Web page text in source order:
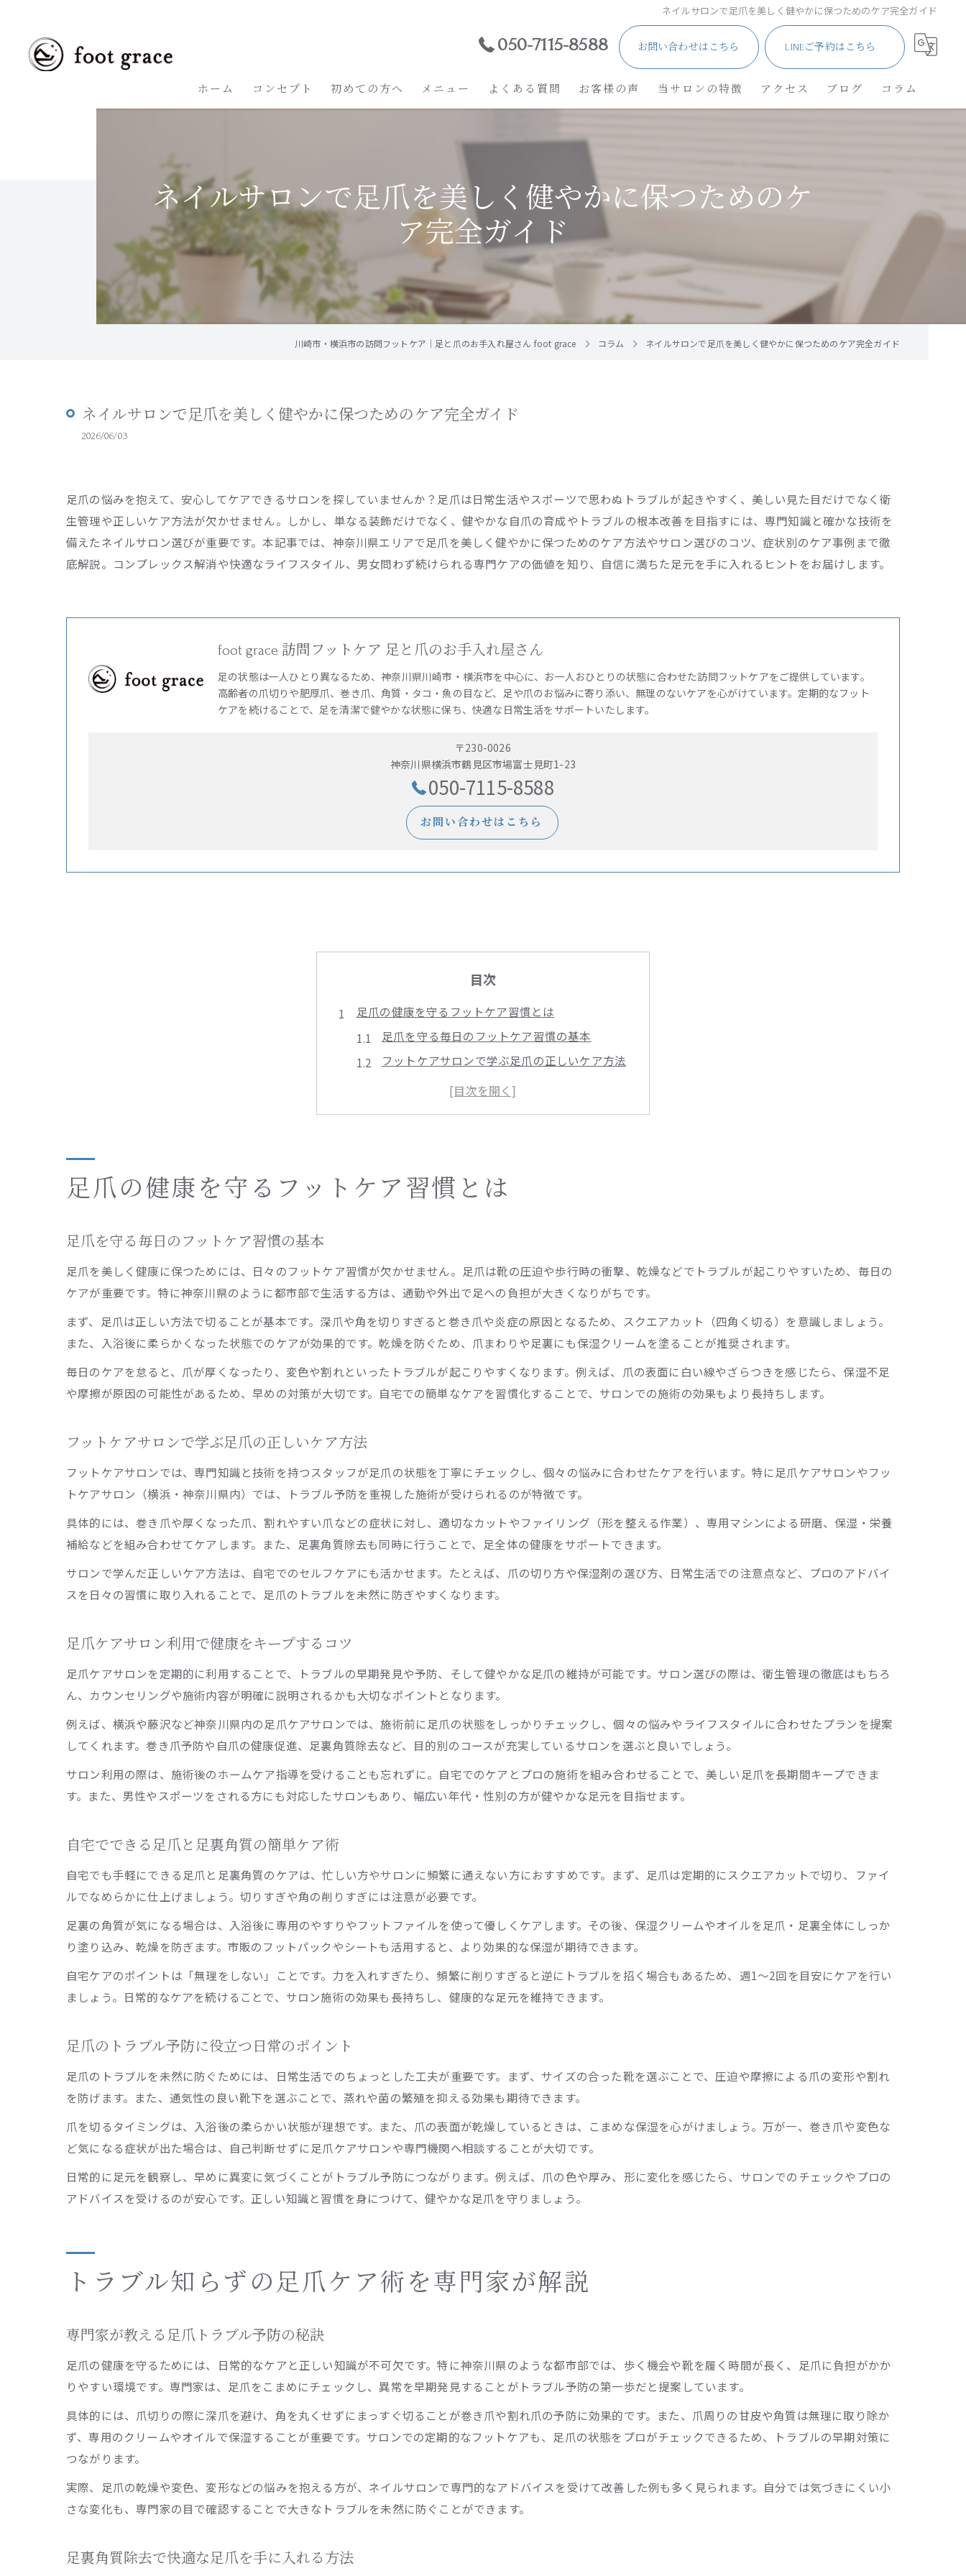
ネイルサロンで足爪を美しく健やかに保つためのケア完全ガイド
050-7115-8588 お問い合わせはこちら LINEご予約はこちら
ホーム コンセプト 初めての方へ メニュー よくある質問 お客様の声 当サロンの特徴
ネイル
リフレクソロジー
アクセス ブログ コラム
ネイルサロンで足爪を美しく健やかに保つためのケ
ア完全ガイド
川崎市・横浜市の訪問フットケア｜足と爪のお手入れ屋さん foot grace コラム ネイルサロンで足爪を美しく健やかに保つためのケア完全ガイド
ネイルサロンで足爪を美しく健やかに保つためのケア完全ガイド
2026/06/03
足爪の悩みを抱えて、安心してケアできるサロンを探していませんか？足爪は日常生活やスポーツで思わぬトラブルが起きやすく、美しい見た目だけでなく衛
生管理や正しいケア方法が欠かせません。しかし、単なる装飾だけでなく、健やかな自爪の育成やトラブルの根本改善を目指すには、専門知識と確かな技術を
備えたネイルサロン選びが重要です。本記事では、神奈川県エリアで足爪を美しく健やかに保つためのケア方法やサロン選びのコツ、症状別のケア事例まで徹
底解説。コンプレックス解消や快適なライフスタイル、男女問わず続けられる専門ケアの価値を知り、自信に満ちた足元を手に入れるヒントをお届けします。
foot grace 訪問フットケア 足と爪のお手入れ屋さん
足の状態は一人ひとり異なるため、神奈川県川崎市・横浜市を中心に、お一人おひとりの状態に合わせた訪問フットケアをご提供しています。
高齢者の爪切りや肥厚爪、巻き爪、角質・タコ・魚の目など、足や爪のお悩みに寄り添い、無理のないケアを心がけています。定期的なフット
ケアを続けることで、足を清潔で健やかな状態に保ち、快適な日常生活をサポートいたします。
〒230-0026
神奈川県横浜市鶴見区市場富士見町1-23
050-7115-8588
お問い合わせはこちら
目次
足爪の健康を守るフットケア習慣とは
足爪を守る毎日のフットケア習慣の基本
フットケアサロンで学ぶ足爪の正しいケア方法
足爪ケアサロン利用で健康をキープするコツ
専門家が教える足爪トラブル予防の秘訣
足爪トラブル対策はプロの知識が大切
信頼できる足爪ケアサロン選びのポイント
足爪専門サロンを選ぶ際のチェックリスト
フットケアサロンの衛生管理と技術力を確認
足爪の悩みを相談できるサロンの特徴とは
足爪から始める美しい足元のメンテナンス
足爪のケアが足元美人の第一歩になる理由
足裏角質除去と足爪ケアの相乗効果に注目
サロンで叶える美しい足爪と健康な素足
足爪ケアで自信が持てる足元を維持する方法
足爪から始めるプロ級フットケアのすすめ
巻き爪・角質など足爪悩みの解決方法
足裏角質除去サロンの活用で悩みを軽減
足爪の悩みはフットケアサロンで早めに相談
自爪ケアサロン横浜流の足爪トラブル解消術
自爪を美しく育てる足爪サロン活用術
自爪を健康に導く足爪サロンの正しい利用法
足爪サロンで叶える美しい自爪育成プラン
足爪サロン選びで差がつく自爪の美しさ
足爪の健康を守るフットケア習慣とは
足爪を守る毎日のフットケア習慣の基本
足爪を美しく健康に保つためには、日々のフットケア習慣が欠かせません。足爪は靴の圧迫や歩行時の衝撃、乾燥などでトラブルが起こりやすいため、毎日の
ケアが重要です。特に神奈川県のように都市部で生活する方は、通勤や外出で足への負担が大きくなりがちです。
まず、足爪は正しい方法で切ることが基本です。深爪や角を切りすぎると巻き爪や炎症の原因となるため、スクエアカット（四角く切る）を意識しましょう。
また、入浴後に柔らかくなった状態でのケアが効果的です。乾燥を防ぐため、爪まわりや足裏にも保湿クリームを塗ることが推奨されます。
毎日のケアを怠ると、爪が厚くなったり、変色や割れといったトラブルが起こりやすくなります。例えば、爪の表面に白い線やざらつきを感じたら、保湿不足
や摩擦が原因の可能性があるため、早めの対策が大切です。自宅での簡単なケアを習慣化することで、サロンでの施術の効果もより長持ちします。
フットケアサロンで学ぶ足爪の正しいケア方法
フットケアサロンでは、専門知識と技術を持つスタッフが足爪の状態を丁寧にチェックし、個々の悩みに合わせたケアを行います。特に足爪ケアサロンやフッ
トケアサロン（横浜・神奈川県内）では、トラブル予防を重視した施術が受けられるのが特徴です。
具体的には、巻き爪や厚くなった爪、割れやすい爪などの症状に対し、適切なカットやファイリング（形を整える作業）、専用マシンによる研磨、保湿・栄養
補給などを組み合わせてケアします。また、足裏角質除去も同時に行うことで、足全体の健康をサポートできます。
サロンで学んだ正しいケア方法は、自宅でのセルフケアにも活かせます。たとえば、爪の切り方や保湿剤の選び方、日常生活での注意点など、プロのアドバイ
スを日々の習慣に取り入れることで、足爪のトラブルを未然に防ぎやすくなります。
足爪ケアサロン利用で健康をキープするコツ
足爪ケアサロンを定期的に利用することで、トラブルの早期発見や予防、そして健やかな足爪の維持が可能です。サロン選びの際は、衛生管理の徹底はもちろ
ん、カウンセリングや施術内容が明確に説明されるかも大切なポイントとなります。
例えば、横浜や藤沢など神奈川県内の足爪ケアサロンでは、施術前に足爪の状態をしっかりチェックし、個々の悩みやライフスタイルに合わせたプランを提案
してくれます。巻き爪予防や自爪の健康促進、足裏角質除去など、目的別のコースが充実しているサロンを選ぶと良いでしょう。
サロン利用の際は、施術後のホームケア指導を受けることも忘れずに。自宅でのケアとプロの施術を組み合わせることで、美しい足爪を長期間キープできま
す。また、男性やスポーツをされる方にも対応したサロンもあり、幅広い年代・性別の方が健やかな足元を目指せます。
自宅でできる足爪と足裏角質の簡単ケア術
自宅でも手軽にできる足爪と足裏角質のケアは、忙しい方やサロンに頻繁に通えない方におすすめです。まず、足爪は定期的にスクエアカットで切り、ファイ
ルでなめらかに仕上げましょう。切りすぎや角の削りすぎには注意が必要です。
足裏の角質が気になる場合は、入浴後に専用のやすりやフットファイルを使って優しくケアします。その後、保湿クリームやオイルを足爪・足裏全体にしっか
り塗り込み、乾燥を防ぎます。市販のフットパックやシートも活用すると、より効果的な保湿が期待できます。
自宅ケアのポイントは「無理をしない」ことです。力を入れすぎたり、頻繁に削りすぎると逆にトラブルを招く場合もあるため、週1〜2回を目安にケアを行い
ましょう。日常的なケアを続けることで、サロン施術の効果も長持ちし、健康的な足元を維持できます。
足爪のトラブル予防に役立つ日常のポイント
足爪のトラブルを未然に防ぐためには、日常生活でのちょっとした工夫が重要です。まず、サイズの合った靴を選ぶことで、圧迫や摩擦による爪の変形や割れ
を防げます。また、通気性の良い靴下を選ぶことで、蒸れや菌の繁殖を抑える効果も期待できます。
爪を切るタイミングは、入浴後の柔らかい状態が理想です。また、爪の表面が乾燥しているときは、こまめな保湿を心がけましょう。万が一、巻き爪や変色な
ど気になる症状が出た場合は、自己判断せずに足爪ケアサロンや専門機関へ相談することが大切です。
日常的に足元を観察し、早めに異変に気づくことがトラブル予防につながります。例えば、爪の色や厚み、形に変化を感じたら、サロンでのチェックやプロの
アドバイスを受けるのが安心です。正しい知識と習慣を身につけて、健やかな足爪を守りましょう。
トラブル知らずの足爪ケア術を専門家が解説
専門家が教える足爪トラブル予防の秘訣
足爪の健康を守るためには、日常的なケアと正しい知識が不可欠です。特に神奈川県のような都市部では、歩く機会や靴を履く時間が長く、足爪に負担がかか
りやすい環境です。専門家は、足爪をこまめにチェックし、異常を早期発見することがトラブル予防の第一歩だと提案しています。
具体的には、爪切りの際に深爪を避け、角を丸くせずにまっすぐ切ることが巻き爪や割れ爪の予防に効果的です。また、爪周りの甘皮や角質は無理に取り除か
ず、専用のクリームやオイルで保湿することが重要です。サロンでの定期的なフットケアも、足爪の状態をプロがチェックできるため、トラブルの早期対策に
つながります。
実際、足爪の乾燥や変色、変形などの悩みを抱える方が、ネイルサロンで専門的なアドバイスを受けて改善した例も多く見られます。自分では気づきにくい小
さな変化も、専門家の目で確認することで大きなトラブルを未然に防ぐことができます。
足裏角質除去で快適な足爪を手に入れる方法